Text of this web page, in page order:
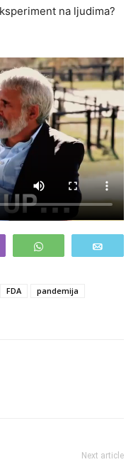
na ljudima?
WhatsApp
FDA
pandemija
Next article